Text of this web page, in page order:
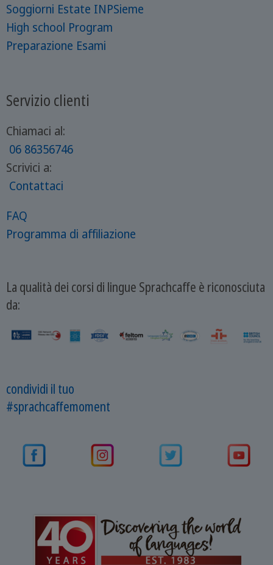
Soggiorni Estate INPSieme
High school Program
Preparazione Esami
Servizio clienti
Chiamaci al:
06 86356746
Scrivici a:
Contattaci
FAQ
Programma di affiliazione
La qualità dei corsi di lingue Sprachcaffe è riconosciuta
da:
condividi il tuo
#sprachcaffemoment